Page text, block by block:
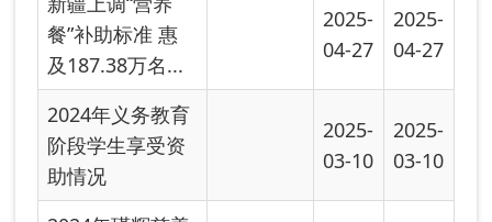
目受益学生汇...
阿图什市2024年
雨露计划助学项
目受益学生汇...
08-19
08-19
关于印发《新疆
维吾尔自治区高
等学校毕业生...
2024-